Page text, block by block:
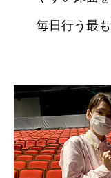
毎日行う最